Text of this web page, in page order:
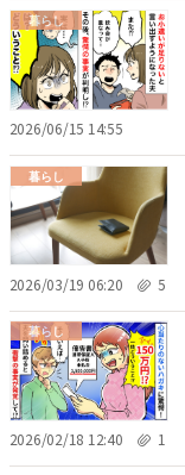
暮らし
2026/06/15 14:55
暮らし
2026/03/19 06:20 5
暮らし
2026/02/18 12:40 1